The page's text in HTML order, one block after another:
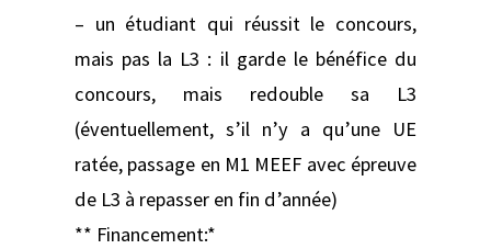
– un étudiant qui réussit le concours,
mais pas la L3 : il garde le bénéfice du
concours, mais redouble sa L3
(éventuellement, s’il n’y a qu’une UE
ratée, passage en M1 MEEF avec épreuve
de L3 à repasser en fin d’année)
** Financement:*